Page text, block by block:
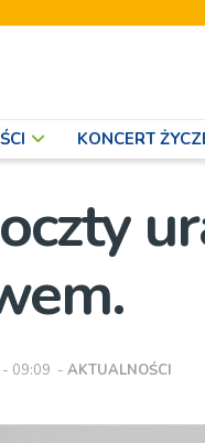
KONCERT
09:09 - AKTUALNOŚCI